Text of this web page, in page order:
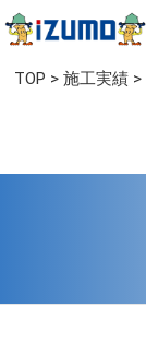
TOP >施工実績 >